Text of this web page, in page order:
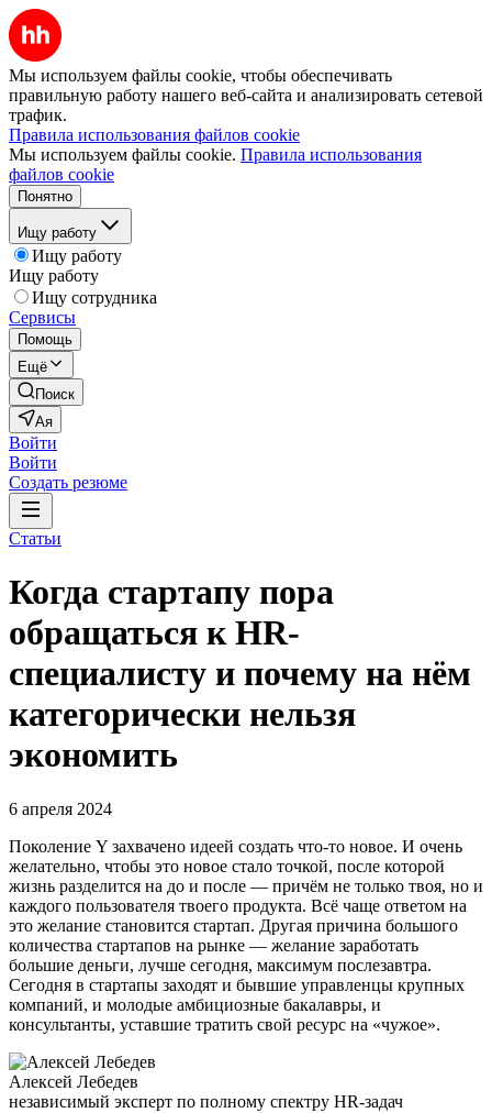
Мы используем файлы cookie, чтобы обеспечивать
правильную работу нашего веб-сайта и анализировать сетевой
трафик.
Правила использования файлов cookie
Мы используем файлы cookie. Правила использования
файлов cookie
Понятно
Ищу работу
Ищу работу
Ищу работу
Ищу сотрудника
Сервисы
Помощь
Ещё
Поиск
Ая
Войти
Войти
Создать резюме
Статьи
Когда стартапу пора
обращаться к HR-
специалисту и почему на нём
категорически нельзя
экономить
6 апреля 2024
Поколение Y захвачено идеей создать что-то новое. И очень
желательно, чтобы это новое стало точкой, после которой
жизнь разделится на до и после — причём не только твоя, но и
каждого пользователя твоего продукта. Всё чаще ответом на
это желание становится стартап. Другая причина большого
количества стартапов на рынке — желание заработать
большие деньги, лучше сегодня, максимум послезавтра.
Сегодня в стартапы заходят и бывшие управленцы крупных
компаний, и молодые амбициозные бакалавры, и
консультанты, уставшие тратить свой ресурс на «чужое».
Алексей Лебедев
независимый эксперт по полному спектру HR-задач